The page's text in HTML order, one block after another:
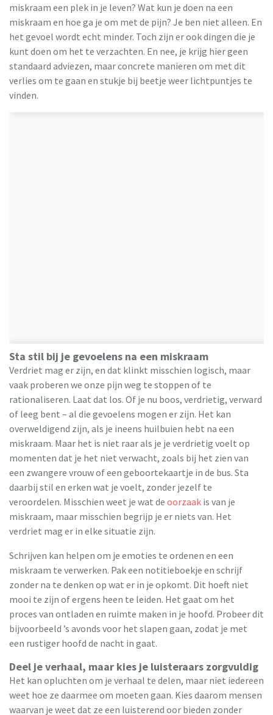
miskraam een plek in je leven? Wat kun je doen na een
miskraam en hoe ga je om met de pijn? Je ben niet alleen. En
het gevoel wordt echt minder. Toch zijn er ook dingen die je
kunt doen om het te verzachten. En nee, je krijg hier geen
standaard adviezen, maar concrete manieren om met dit
verlies om te gaan en stukje bij beetje weer lichtpuntjes te
vinden.
Sta stil bij je gevoelens na een miskraam
Verdriet mag er zijn, en dat klinkt misschien logisch, maar
vaak proberen we onze pijn weg te stoppen of te
rationaliseren. Laat dat los. Of je nu boos, verdrietig, verward
of leeg bent – al die gevoelens mogen er zijn. Het kan
overweldigend zijn, als je ineens huilbuien hebt na een
miskraam. Maar het is niet raar als je je verdrietig voelt op
momenten dat je het niet verwacht, zoals bij het zien van
een zwangere vrouw of een geboortekaartje in de bus. Sta
daarbij stil en erken wat je voelt, zonder jezelf te
veroordelen. Misschien weet je wat de oorzaak is van je
miskraam, maar misschien begrijp je er niets van. Het
verdriet mag er in elke situatie zijn.
Schrijven kan helpen om je emoties te ordenen en een
miskraam te verwerken. Pak een notitieboekje en schrijf
zonder na te denken op wat er in je opkomt. Dit hoeft niet
mooi te zijn of ergens heen te leiden. Het gaat om het
proces van ontladen en ruimte maken in je hoofd. Probeer dit
bijvoorbeeld ’s avonds voor het slapen gaan, zodat je met
een rustiger hoofd de nacht in gaat.
Deel je verhaal, maar kies je luisteraars zorgvuldig
Het kan opluchten om je verhaal te delen, maar niet iedereen
weet hoe ze daarmee om moeten gaan. Kies daarom mensen
waarvan je weet dat ze een luisterend oor bieden zonder